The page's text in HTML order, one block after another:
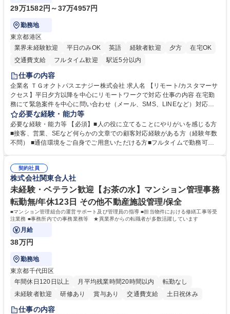
29万1582円～37万4957円
勤務地
東京都港区
業界未経験歓迎
平日のみOK 英語 経験者歓迎 夕方
在宅OK
交通費支給
フルタイム歓迎 駅近5分以内
仕事の内容
企業名 ＴＧオクトパスエナジー株式会社 求人名 【リモート/カスタマーサ
クセス】平日夕方以降を中心にリモートワークで対応 仕事の内容 在宅勤
務にて緊急案件を中心に問い合わせ（メール、SMS、LINEなど）対応、
契約開始手続き処理などを行なっていただきます。カスタマーサクセス
（Digiops：デジオプス）と運用構築の業務となります。 ■お問い合わせ
対応業務全般（システム入力、契約手続き含む） ■デジタルコミュニケー
ションツール（メール、SMS、LINE等）を使用 ■お客様のニーズに応じた
添ってサービス提供できることが魅力 募集職種 【リモート/カスタマーサ
クセス】平日夕方以降を中心にリモートワークで対応
必要な経験・能力等
必要な経験・能力等 【必須】■人の役に立てることにやりがいを感じる方
■接客、営業、SEなど何らかの文章での顧客対応経験がある方（経験年数
不問） ■通信環境をご自身でご用意いただける方■フルタイムで勤務可能
境に貢献したい■改善提案や改善アクション等新しいことに意欲がある方
【英語（語学力）】■翻訳ツールを用い英語でコミュニケーションをとる
ことに抵抗がない方■英語は話せなくても問題はありませんが、英語が話
せますと、よりチャンスが広がります。※日本語がネイティブレベル必須
学歴・資格 学歴：大学院 大学 高専 短大 専修学校 高校 語学力： 資格：
契約社員
株式会社関東合人社
未経験・ベテラン歓迎【お茶の水】マンション管理事務
転勤無/年休123日 その他不動産施設管理/保全
■マンション管理組合の運営サポート及び管理員の指導 ■担当物件における修繕工事等受
注業務 ■事務所内での事務業務等 ★異業界からの転職者が多数活躍しています
月給
38万円
勤務地
東京都千代田区
年間休日120日以上
月平均残業時間20時間以内
転勤なし
未経験者歓迎
研修あり 賞与あり 交通費支給 土日祝休み
仕事の内容